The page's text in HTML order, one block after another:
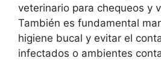
veterinario para chequeos y
También es fundamental
higiene bucal y evitar el
infectados o ambientes